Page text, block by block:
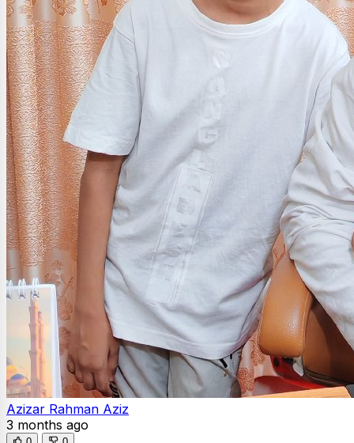
Azizar Rahman Aziz
3 months ago